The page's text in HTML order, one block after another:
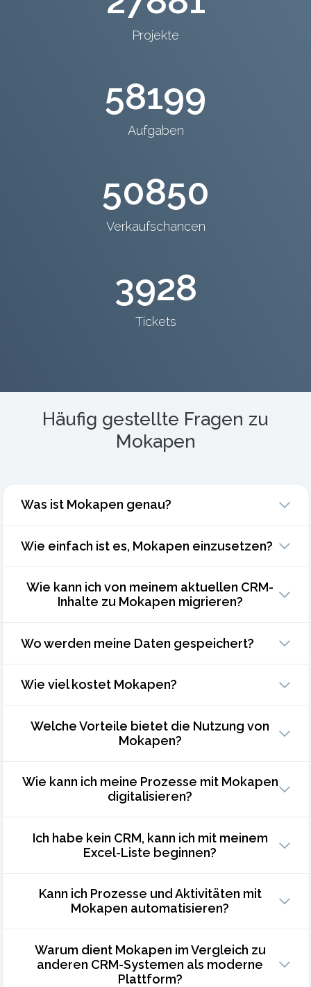
Projekte
58199
Aufgaben
50850
Verkaufschancen
3928
Tickets
Häufig gestellte Fragen zu
Mokapen
Was ist Mokapen genau?
Wie einfach ist es, Mokapen einzusetzen?
Wie kann ich von meinem aktuellen CRM-
Inhalte zu Mokapen migrieren?
Wo werden meine Daten gespeichert?
Wie viel kostet Mokapen?
Welche Vorteile bietet die Nutzung von
Mokapen?
Wie kann ich meine Prozesse mit Mokapen
digitalisieren?
Ich habe kein CRM, kann ich mit meinem
Excel-Liste beginnen?
Kann ich Prozesse und Aktivitäten mit
Mokapen automatisieren?
Warum dient Mokapen im Vergleich zu
anderen CRM-Systemen als moderne
Plattform?